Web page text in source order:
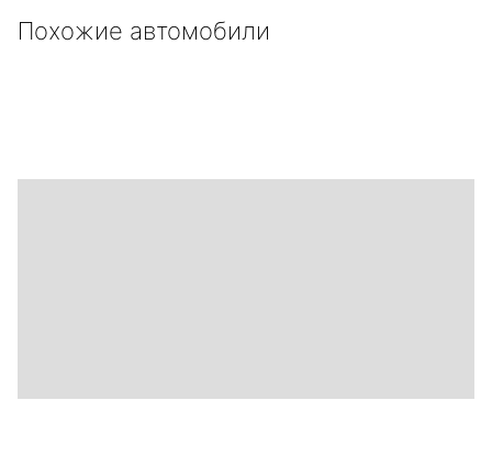
3-спицевое рулевое колесо с кожаной отделкой
Похожие автомобили